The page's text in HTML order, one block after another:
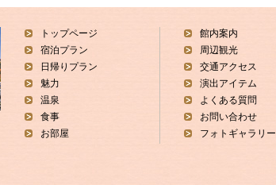
トップページ
宿泊プラン
日帰りプラン
魅力
温泉
食事
お部屋
館内案内
周辺観光
交通アクセス
演出アイテム
よくある質問
お問い合わせ
フォトギャラリー